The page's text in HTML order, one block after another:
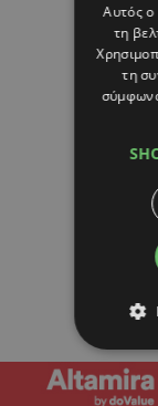
Αυτός ο
τη
τη